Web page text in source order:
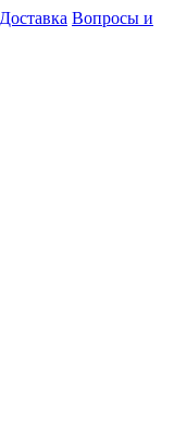
Доставка Вопросы и